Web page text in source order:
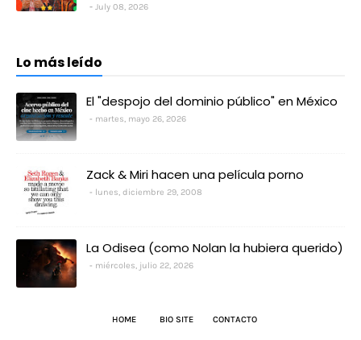
July 08, 2026
Lo más leído
El "despojo del dominio público" en México
martes, mayo 26, 2026
Zack & Miri hacen una película porno
lunes, diciembre 29, 2008
La Odisea (como Nolan la hubiera querido)
miércoles, julio 22, 2026
HOME BIO SITE CONTACTO